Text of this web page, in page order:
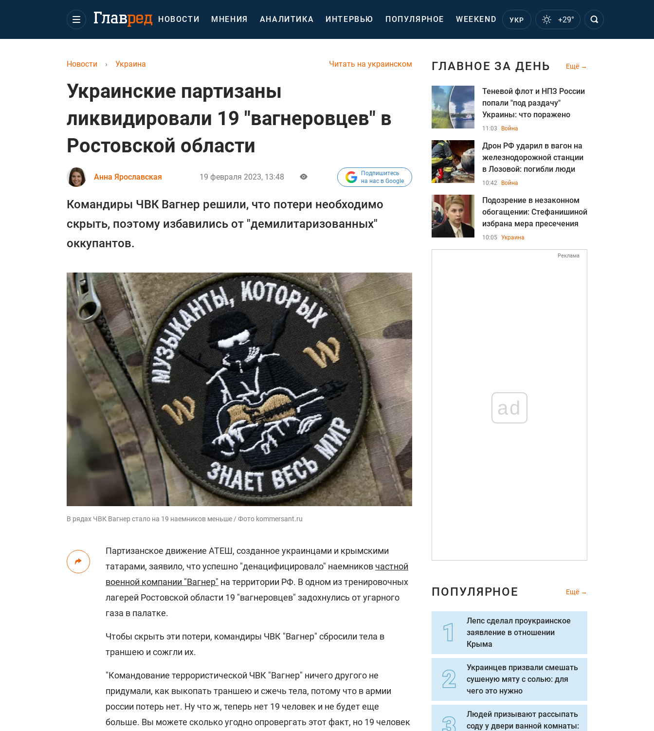
НОВОСТИ МНЕНИЯ АНАЛИТИКА ИНТЕРВЬЮ ПОПУЛЯРНОЕ WEEKEND УКР +29°
Читать на украинском
Новости › Украина
Украинские партизаны
ликвидировали 19 "вагнеровцев" в
Ростовской области
Анна Ярославская 19 февраля 2023, 13:48
Подпишитесь
на нас в Google
Командиры ЧВК Вагнер решили, что потери необходимо
скрыть, поэтому избавились от "демилитаризованных"
оккупантов.
В рядах ЧВК Вагнер стало на 19 наемников меньше / Фото kommersant.ru
Партизанское движение АТЕШ, созданное украинцами и крымскими
татарами, заявило, что успешно "денацифицировало" наемников частной
военной компании "Вагнер" на территории РФ. В одном из тренировочных
лагерей Ростовской области 19 "вагнеровцев" задохнулись от угарного
газа в палатке.
Чтобы скрыть эти потери, командиры ЧВК "Вагнер" сбросили тела в
траншею и сожгли их.
"Командование террористической ЧВК "Вагнер" ничего другого не
придумали, как выкопать траншею и сжечь тела, потому что в армии
россии потерь нет. Ну что ж, теперь нет 19 человек и не будет еще
больше. Вы можете сколько угодно опровергать этот факт, но 19 человек
ГЛАВНОЕ ЗА ДЕНЬ Ещё
Теневой флот и НПЗ России
попали "под раздачу"
Украины: что поражено
11:03 Война
Дрон РФ ударил в вагон на
железнодорожной станции
в Лозовой: погибли люди
10:42 Война
Подозрение в незаконном
обогащении: Стефанишиной
избрана мера пресечения
10:05 Украина
Реклама
ad
ПОПУЛЯРНОЕ Ещё
Лепс сделал проукраинское
заявление в отношении
Крыма
Украинцев призвали смешать
сушеную мяту с солью: для
чего это нужно
Людей призывают рассыпать
соду у двери ванной комнаты: